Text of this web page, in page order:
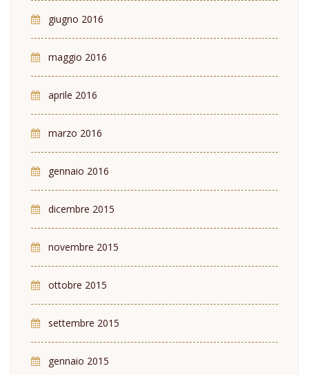
giugno 2016
maggio 2016
aprile 2016
marzo 2016
gennaio 2016
dicembre 2015
novembre 2015
ottobre 2015
settembre 2015
gennaio 2015